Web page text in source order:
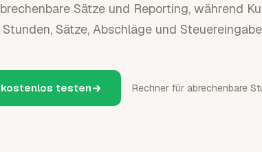
Sätze und Reporting, während
Sätze, Abschläge und
kostenlos testen Rechner für abrechenbare